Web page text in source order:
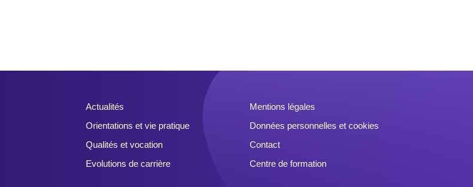
Actualités
Orientations et vie pratique
Qualités et vocation
Evolutions de carrière
Mentions légales
Données personnelles et cookies
Contact
Centre de formation